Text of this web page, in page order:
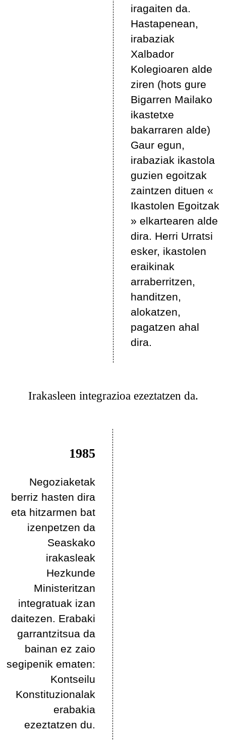
iragaiten da.
Hastapenean,
irabaziak
Xalbador
Kolegioaren alde
ziren (hots gure
Bigarren Mailako
ikastetxe
bakarraren alde)
Gaur egun,
irabaziak ikastola
guzien egoitzak
zaintzen dituen «
Ikastolen Egoitzak
» elkartearen alde
dira. Herri Urratsi
esker, ikastolen
eraikinak
arraberritzen,
handitzen,
alokatzen,
pagatzen ahal
dira.
Irakasleen integrazioa ezeztatzen da.
1985
Negoziaketak
berriz hasten dira
eta hitzarmen bat
izenpetzen da
Seaskako
irakasleak
Hezkunde
Ministeritzan
integratuak izan
daitezen. Erabaki
garrantzitsua da
bainan ez zaio
segipenik ematen:
Kontseilu
Konstituzionalak
erabakia
ezeztatzen du.